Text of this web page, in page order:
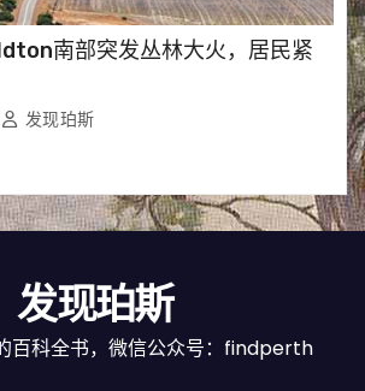
南部突发丛林大火，居民紧
发现珀斯
发现珀斯
百科全书，微信公众号：findperth